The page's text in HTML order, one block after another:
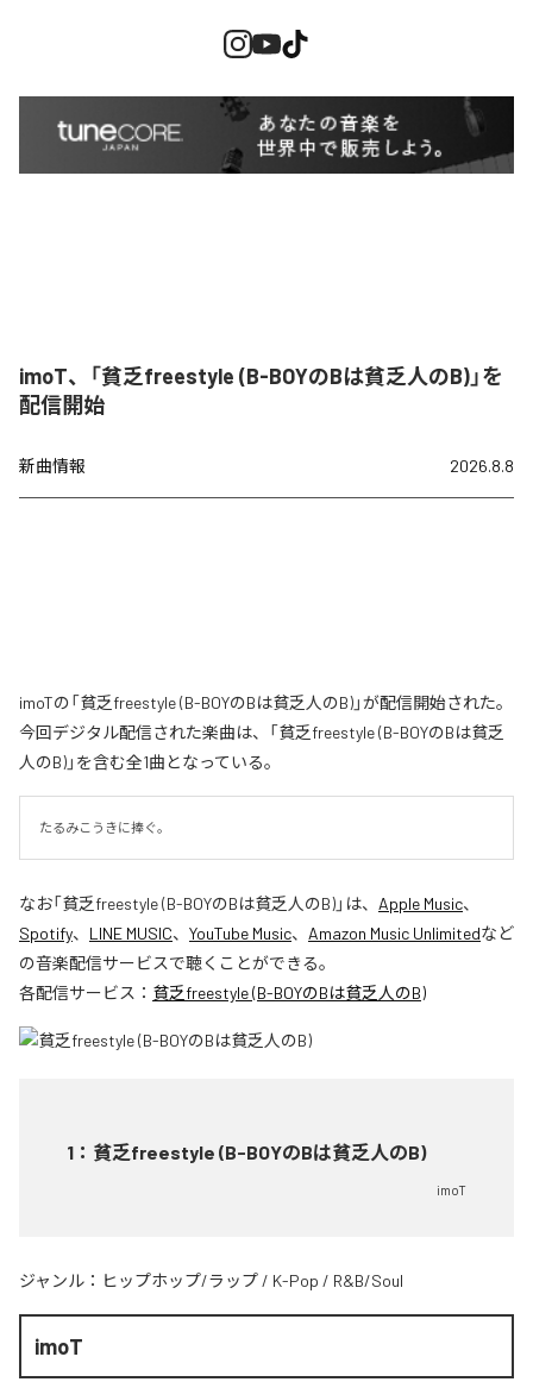
imoT、「貧乏freestyle (B-BOYのBは貧乏人のB)」を
配信開始
新曲情報 2026.8.8
imoTの「貧乏freestyle (B-BOYのBは貧乏人のB)」が配信開始された。
今回デジタル配信された楽曲は、「貧乏freestyle (B-BOYのBは貧乏
人のB)」を含む全1曲となっている。
たるみこうきに捧ぐ。
なお「貧乏freestyle (B-BOYのBは貧乏人のB)」は、 Apple Music、
Spotify、 LINE MUSIC、 YouTube Music、 Amazon Music Unlimitedなど
の音楽配信サービスで聴くことができる。
各配信サービス： 貧乏freestyle (B-BOYのBは貧乏人のB)
1 ： 貧乏freestyle (B-BOYのBは貧乏人のB)
imoT
ジャンル： ヒップホップ/ラップ / K-Pop / R&B/Soul
imoT